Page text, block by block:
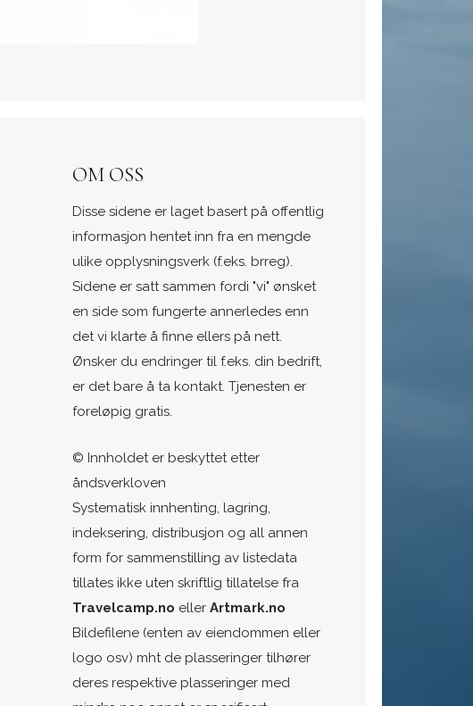
OM OSS
Disse sidene er laget basert på offentlig
informasjon hentet inn fra en mengde
ulike opplysningsverk (f.eks. brreg).
Sidene er satt sammen fordi "vi" ønsket
en side som fungerte annerledes enn
det vi klarte å finne ellers på nett.
Ønsker du endringer til f.eks. din bedrift,
er det bare å ta kontakt. Tjenesten er
foreløpig gratis.
© Innholdet er beskyttet etter
åndsverkloven
Systematisk innhenting, lagring,
indeksering, distribusjon og all annen
form for sammenstilling av listedata
tillates ikke uten skriftlig tillatelse fra
Travelcamp.no ellerArtmark.no
Bildefilene (enten av eiendommen eller
logo osv) mht de plasseringer tilhører
deres respektive plasseringer med